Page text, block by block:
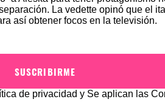
La vedette opinó que el
así obtener focos en la televisión.
SUSCRIBIRME
de privacidad y Se aplican las